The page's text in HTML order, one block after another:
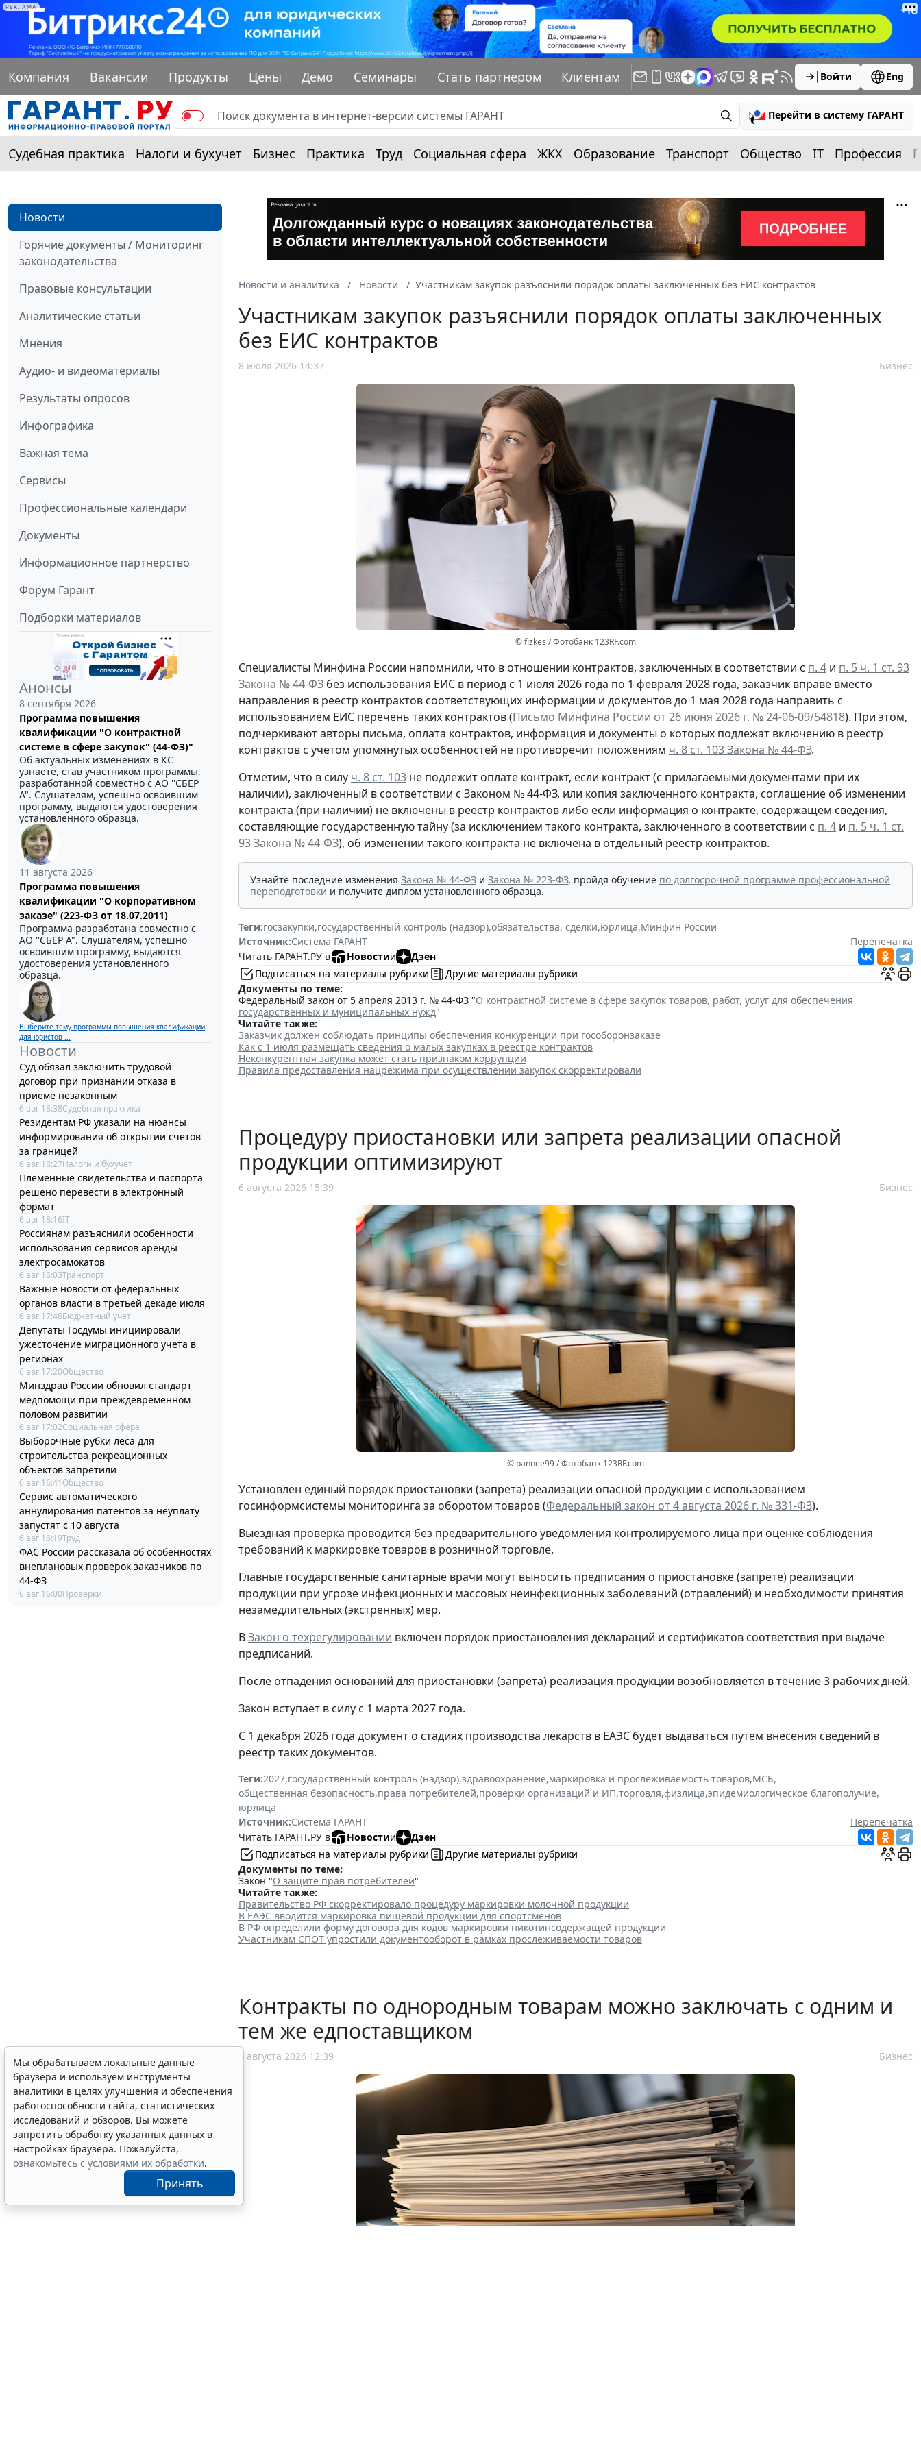
РЕКЛАМА
Компания Вакансии Продукты Цены Демо Семинары Стать партнером Клиентам Войти Eng
Перейти в систему ГАРАНТ
Судебная практика Налоги и бухучет Бизнес Практика Труд Социальная сфера ЖКХ Образование Транспорт Общество IT Профессия
Новости
Горячие документы / Мониторинг
законодательства
Правовые консультации
Аналитические статьи
Мнения
Аудио- и видеоматериалы
Результаты опросов
Инфографика
Важная тема
Сервисы
Профессиональные календари
Документы
Информационное партнерство
Форум Гарант
Подборки материалов
Анонсы
8 сентября 2026
Программа повышения
квалификации "О контрактной
системе в сфере закупок" (44-ФЗ)"
Об актуальных изменениях в КС
узнаете, став участником программы,
разработанной совместно с АО ''СБЕР
А". Слушателям, успешно освоившим
программу, выдаются удостоверения
установленного образца.
11 августа 2026
Программа повышения
квалификации "О корпоративном
заказе" (223-ФЗ от 18.07.2011)
Программа разработана совместно с
АО ''СБЕР А". Слушателям, успешно
освоившим программу, выдаются
удостоверения установленного
образца.
Выберите тему программы повышения квалификации
для юристов ...
Новости
Суд обязал заключить трудовой
договор при признании отказа в
приеме незаконным
6 авг 18:38Судебная практика
Резидентам РФ указали на нюансы
информирования об открытии счетов
за границей
6 авг 18:27Налоги и бухучет
Племенные свидетельства и паспорта
решено перевести в электронный
формат
6 авг 18:16IT
Россиянам разъяснили особенности
использования сервисов аренды
электросамокатов
6 авг 18:03Транспорт
Важные новости от федеральных
органов власти в третьей декаде июля
6 авг 17:46Бюджетный учет
Депутаты Госдумы инициировали
ужесточение миграционного учета в
регионах
6 авг 17:20Общество
Минздрав России обновил стандарт
медпомощи при преждевременном
половом развитии
6 авг 17:02Социальная сфера
Выборочные рубки леса для
строительства рекреационных
объектов запретили
6 авг 16:41 Общество
Сервис автоматического
аннулирования патентов за неуплату
запустят с 10 августа
6 авг 16:19Труд
ФАС России рассказала об особенностях
внеплановых проверок заказчиков по
44-ФЗ
6 авг 16:00Проверки
Новости и аналитика Новости Участникам закупок разъяснили порядок оплаты заключенных без ЕИС контрактов
Участникам закупок разъяснили порядок оплаты заключенных
без ЕИС контрактов
8 июля 2026 14:37 Бизнес
© fizkes / Фотобанк 123RF.com
Специалисты Минфина России напомнили, что в отношении контрактов, заключенных в соответствии с п. 4 и п. 5 ч. 1 ст. 93
Закона № 44-ФЗ без использования ЕИС в период с 1 июля 2026 года по 1 февраля 2028 года, заказчик вправе вместо
направления в реестр контрактов соответствующих информации и документов до 1 мая 2028 года направить с
использованием ЕИС перечень таких контрактов (Письмо Минфина России от 26 июня 2026 г. № 24-06-09/54818). При этом,
подчеркивают авторы письма, оплата контрактов, информация и документы о которых подлежат включению в реестр
контрактов с учетом упомянутых особенностей не противоречит положениям ч. 8 ст. 103 Закона № 44-ФЗ.
Отметим, что в силу ч. 8 ст. 103 не подлежит оплате контракт, если контракт (с прилагаемыми документами при их
наличии), заключенный в соответствии с Законом № 44-ФЗ, или копия заключенного контракта, соглашение об изменении
контракта (при наличии) не включены в реестр контрактов либо если информация о контракте, содержащем сведения,
составляющие государственную тайну (за исключением такого контракта, заключенного в соответствии с п. 4 и п. 5 ч. 1 ст.
93 Закона № 44-ФЗ), об изменении такого контракта не включена в отдельный реестр контрактов.
Узнайте последние изменения Закона № 44-ФЗ и Закона № 223-ФЗ, пройдя обучение по долгосрочной программе профессиональной
переподготовки и получите диплом установленного образца.
Теги:госзакупки,государственный контроль (надзор),обязательства, сделки,юрлица,Минфин России
Источник:Система ГАРАНТ
Перепечатка
Читать ГАРАНТ.РУ в
Новостии
Дзен
Подписаться на материалы рубрики
Другие материалы рубрики
Документы по теме:
Федеральный закон от 5 апреля 2013 г. № 44-ФЗ "О контрактной системе в сфере закупок товаров, работ, услуг для обеспечения
государственных и муниципальных нужд"
Читайте также:
Заказчик должен соблюдать принципы обеспечения конкуренции при гособоронзаказе
Как с 1 июля размещать сведения о малых закупках в реестре контрактов
Неконкурентная закупка может стать признаком коррупции
Правила предоставления нацрежима при осуществлении закупок скорректировали
Процедуру приостановки или запрета реализации опасной
продукции оптимизируют
6 августа 2026 15:39 Бизнес
© pannee99 / Фотобанк 123RF.com
Установлен единый порядок приостановки (запрета) реализации опасной продукции с использованием
госинформсистемы мониторинга за оборотом товаров (Федеральный закон от 4 августа 2026 г. № 331-ФЗ).
Выездная проверка проводится без предварительного уведомления контролируемого лица при оценке соблюдения
требований к маркировке товаров в розничной торговле.
Главные государственные санитарные врачи могут выносить предписания о приостановке (запрете) реализации
продукции при угрозе инфекционных и массовых неинфекционных заболеваний (отравлений) и необходимости принятия
незамедлительных (экстренных) мер.
ВЗакон о техрегулировании включен порядок приостановления деклараций и сертификатов соответствия при выдаче
предписаний.
После отпадения оснований для приостановки (запрета) реализация продукции возобновляется в течение 3 рабочих дней.
Закон вступает в силу с 1 марта 2027 года.
С 1 декабря 2026 года документ о стадиях производства лекарств в ЕАЭС будет выдаваться путем внесения сведений в
реестр таких документов.
Теги:2027,государственный контроль (надзор),здравоохранение,маркировка и прослеживаемость товаров,МСБ,
общественная безопасность,права потребителей,проверки организаций и ИП,торговля,физлица,эпидемиологическое благополучие,
юрлица
Источник:Система ГАРАНТ
Перепечатка
Читать ГАРАНТ.РУ в
Новостии
Дзен
Подписаться на материалы рубрики
Другие материалы рубрики
Документы по теме:
Закон "О защите прав потребителей"
Читайте также:
Правительство РФ скорректировало процедуру маркировки молочной продукции
В ЕАЭС вводится маркировка пищевой продукции для спортсменов
В РФ определили форму договора для кодов маркировки никотинсодержащей продукции
Участникам СПОТ упростили документооборот в рамках прослеживаемости товаров
Контракты по однородным товарам можно заключать с одним и
тем же едпоставщиком
6 августа 2026 12:39 Бизнес
Мы обрабатываем локальные данные
браузера и используем инструменты
аналитики в целях улучшения и обеспечения
работоспособности сайта, статистических
исследований и обзоров. Вы можете
запретить обработку указанных данных в
настройках браузера. Пожалуйста,
ознакомьтесь с условиями их обработки.
Принять